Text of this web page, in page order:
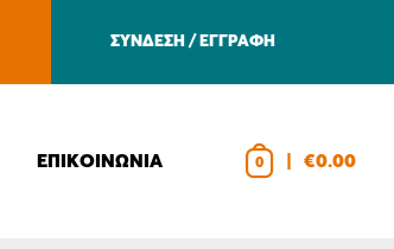
ΣΥΝΔΕΣΗ / ΕΓΓΡΑΦΗ
ΕΠΙΚΟΙΝΩΝΙΑ 0 €0.00